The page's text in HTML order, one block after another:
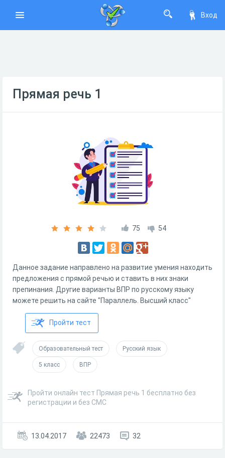
Вход
Прямая речь 1
75 54
Данное задание направлено на развитие умения находить
предложения с прямой речью и ставить в них знаки
препинания. Другие варианты ВПР по русскому языку
можете решить на сайте "Параллель. Высший класс"
Пройти тест
Образовательный тест Русский язык
5 класс ВПР
Пройти онлайн тест Прямая речь 1 бесплатно без
регистрации и без СМС
13.04.2017 22473 32